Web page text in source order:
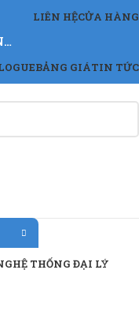
LIÊN HỆCỬA HÀNG
BẢNG GIÁTIN TỨC
HỆ THỐNG ĐẠI LÝ